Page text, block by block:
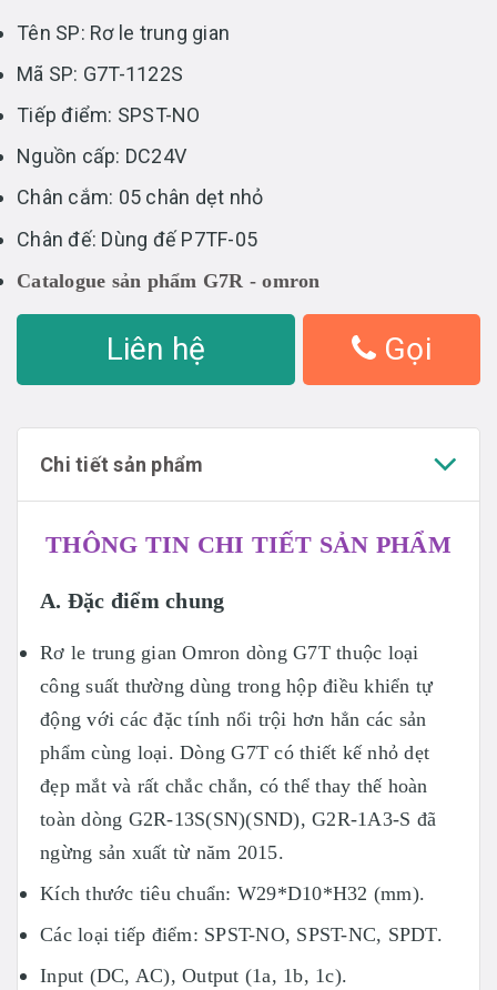
Tên SP: Rơ le trung gian
Mã SP: G7T-1122S
Tiếp điểm: SPST-NO
Nguồn cấp: DC24V
Chân cắm: 05 chân dẹt nhỏ
Chân đế: Dùng đế P7TF-05
Catalogue sản phẩm G7R - omron
Liên hệ Gọi
Chi tiết sản phẩm
THÔNG TIN CHI TIẾT SẢN PHẨM
A. Đặc điểm chung
Rơ le trung gian Omron dòng G7T thuộc loại
công suất thường dùng trong hộp điều khiển tự
động với các đặc tính nổi trội hơn hẳn các sản
phẩm cùng loại. Dòng G7T có thiết kế nhỏ dẹt
đẹp mắt và rất chắc chắn, có thể thay thế hoàn
toàn dòng G2R-13S(SN)(SND), G2R-1A3-S đã
ngừng sản xuất từ năm 2015.
Kích thước tiêu chuẩn: W29*D10*H32 (mm).
Các loại tiếp điểm: SPST-NO, SPST-NC, SPDT.
Input (DC, AC), Output (1a, 1b, 1c).